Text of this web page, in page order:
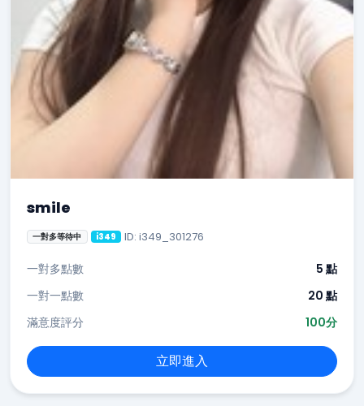
smile
一對多等待中 i349 ID: i349_301276
一對多點數
5 點
一對一點數
20 點
滿意度評分
100分
立即進入